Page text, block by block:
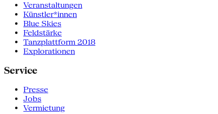
Veranstaltungen
Künstler*innen
Blue Skies
Feldstärke
Tanzplattform 2018
Explorationen
Service
Presse
Jobs
Vermietung